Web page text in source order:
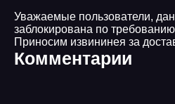
Уважаемые пользователи,
заблокирована по
Приносим извининея за
Комментарии